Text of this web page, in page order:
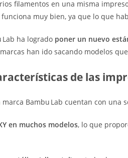
filamentos en una misma
muy bien, ya que lo que
Lab ha logrado poner un nuevo
han ido sacando modelos
de las
Bambu Lab cuentan con
en muchos modelos, lo que